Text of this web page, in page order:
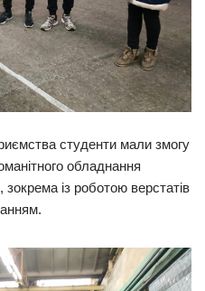
студенти мали змогу
обладнання
із роботою верстатів